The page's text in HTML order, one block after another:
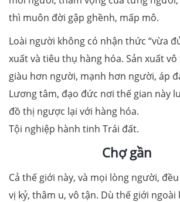
thì muôn đời gập ghềnh, mấp mô.
Loài người không có nhận thức “vừa
xuất và tiêu thụ hàng hóa. Sản xuất
giàu hơn người, mạnh hơn người, áp
Lương tâm, đạo đức nơi thế gian này
đồ thị ngược lại với hàng hóa.
Tội nghiệp hành tinh Trái đất.
Chợ gần
Cả thế giới này, và mọi lòng người,
vị kỷ, thâm u, vô tận. Dù thế giới ngoài